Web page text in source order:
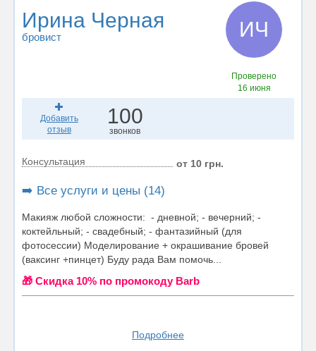
Ирина Черная
бровист ИЧ
Проверено
16 июня
Добавить
отзыв
100
звонков
Консультация от 10 грн.
➡️ Все услуги и цены (14)
Макияж любой сложности: - дневной; - вечерний; -
коктейльный; - свадебный; - фантазийный (для
фотосессии) Моделирование + окрашивание бровей
(ваксинг +пинцет) Буду рада Вам помочь...
🎁 Cкидка 10% по промокоду Barb
Подробнее